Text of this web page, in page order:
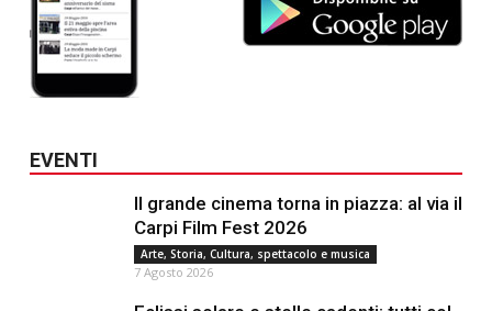
EVENTI
Il grande cinema torna in piazza: al via il
Carpi Film Fest 2026
Arte, Storia, Cultura, spettacolo e musica
7 Agosto 2026